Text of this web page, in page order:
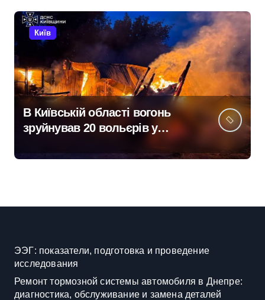
залишились без електрики
Київ
В Київській області вогонь
зруйнував 20 вольєрів у
ЭЭГ: показатели, подготовка и проведение
исследования
Ремонт тормозной системы автомобиля в Днепре:
диагностика, обслуживание и замена деталей